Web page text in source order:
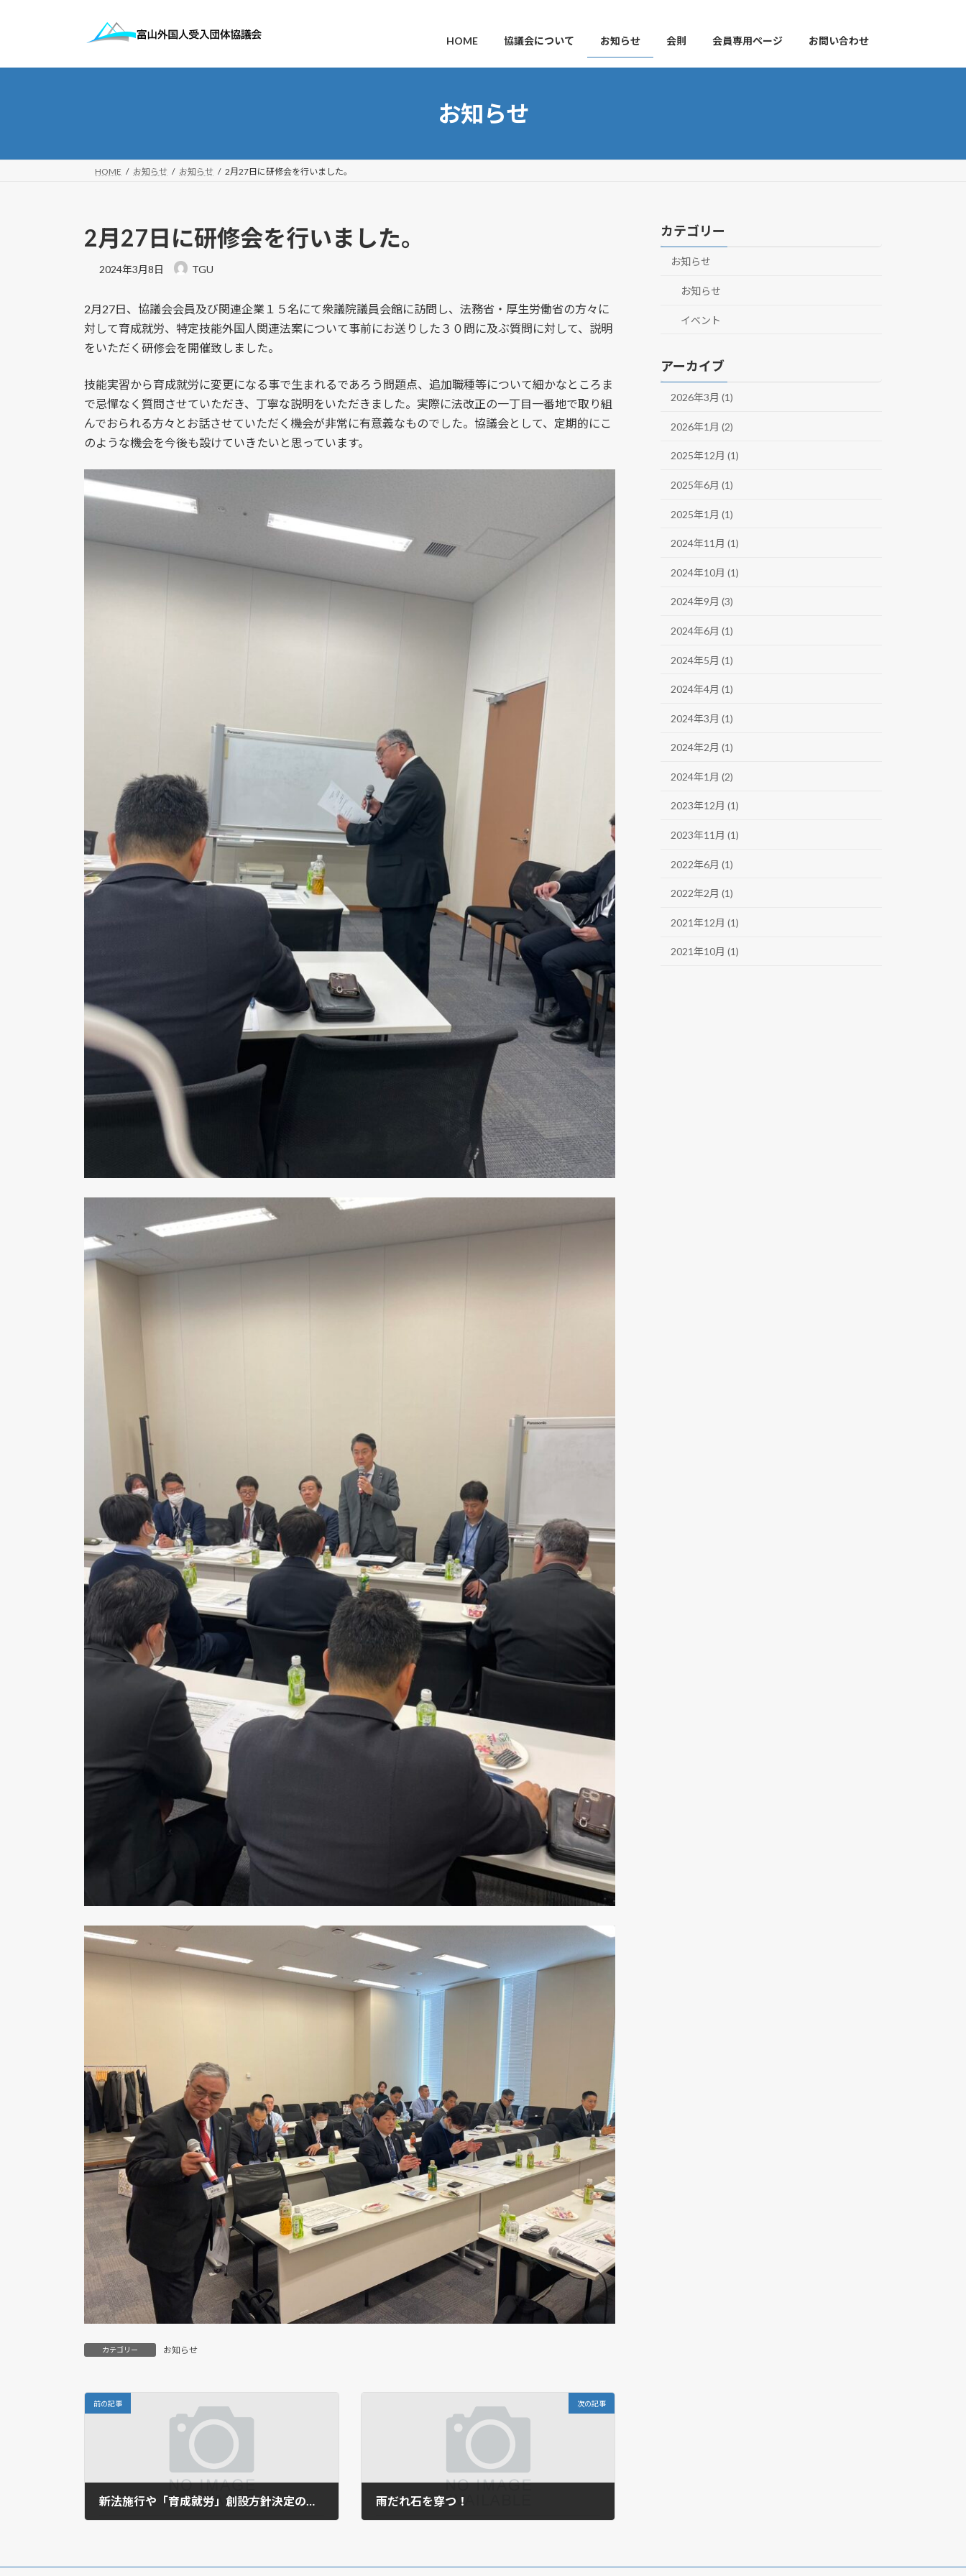
プ
動
HOME 協議会について お知らせ 会則 会員専用ページ お問い合わせ
お知らせ
HOME お知らせ お知らせ 2月27日に研修会を行いました。
2月27日に研修会を行いました。
2024年3月8日 TGU
2月27日、協議会会員及び関連企業１５名にて衆議院議員会館に訪問し、法務省・厚生労働省の方々に
対して育成就労、特定技能外国人関連法案について事前にお送りした３０問に及ぶ質問に対して、説明
をいただく研修会を開催致しました。
技能実習から育成就労に変更になる事で生まれるであろう問題点、追加職種等について細かなところま
で忌憚なく質問させていただき、丁寧な説明をいただきました。実際に法改正の一丁目一番地で取り組
んでおられる方々とお話させていただく機会が非常に有意義なものでした。協議会として、定期的にこ
のような機会を今後も設けていきたいと思っています。
カテゴリー お知らせ
前の記事
新法施行や「育成就労」創設方針決定の可能性高まる。
次の記事
雨だれ石を穿つ！
カテゴリー
お知らせ
お知らせ
イベント
アーカイブ
2026年3月 (1)
2026年1月 (2)
2025年12月 (1)
2025年6月 (1)
2025年1月 (1)
2024年11月 (1)
2024年10月 (1)
2024年9月 (3)
2024年6月 (1)
2024年5月 (1)
2024年4月 (1)
2024年3月 (1)
2024年2月 (1)
2024年1月 (2)
2023年12月 (1)
2023年11月 (1)
2022年6月 (1)
2022年2月 (1)
2021年12月 (1)
2021年10月 (1)